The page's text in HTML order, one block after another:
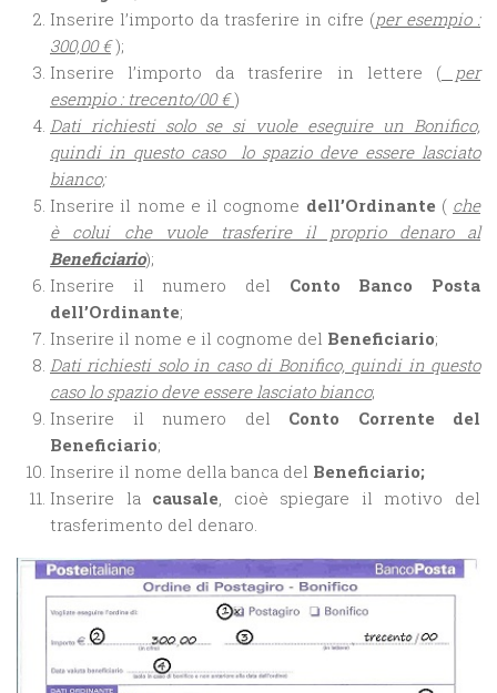
Inserire l’importo da trasferire in cifre (per esempio :
300,00 €);
Inserire l’importo da trasferire in lettere (per
esempio : trecento/00 € )
Dati richiesti solo se si vuole eseguire un Bonifico,
quindi in questo caso lo spazio deve essere lasciato
bianco;
Inserire il nome e il cognome dell’Ordinante ( che
è colui che vuole trasferire il proprio denaro al
Beneficiario);
Inserire il numero del Conto Banco Posta
dell’Ordinante;
Inserire il nome e il cognome del Beneficiario;
Dati richiesti solo in caso di Bonifico, quindi in questo
caso lo spazio deve essere lasciato bianco;
Inserire il numero del Conto Corrente del
Beneficiario;
Inserire il nome della banca del Beneficiario;
Inserire la causale, cioè spiegare il motivo del
trasferimento del denaro.